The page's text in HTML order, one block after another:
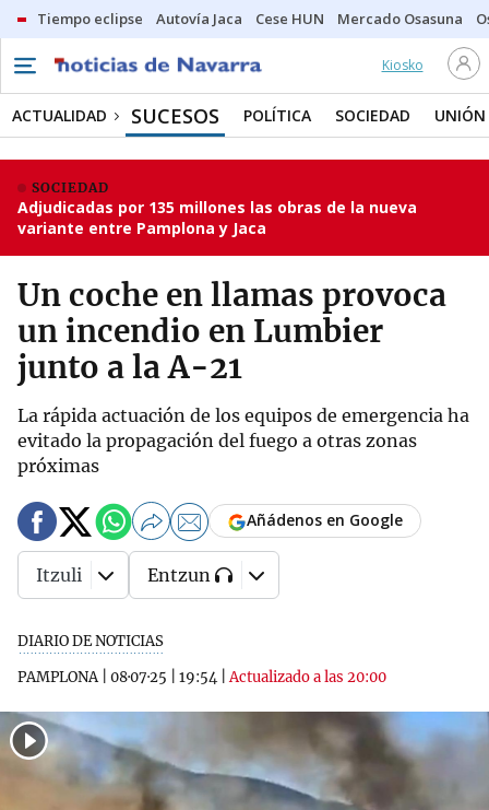
Tiempo eclipse Autovía Jaca Cese HUN Mercado Osasuna
Kiosko
ACTUALIDAD SUCESOS POLÍTICA SOCIEDAD UNIÓN
SOCIEDAD
Adjudicadas por 135 millones las obras de la nueva
variante entre Pamplona y Jaca
Un coche en llamas provoca
un incendio en Lumbier
junto a la A-21
La rápida actuación de los equipos de emergencia ha
evitado la propagación del fuego a otras zonas
próximas
DIARIO DE NOTICIAS
PAMPLONA| 08·07·25 19:54 |Actualizado a las 20:00
Añádenos en Google
Itzuli Entzun